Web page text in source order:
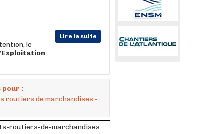
Lire la suite
le
pour :
routiers de marchandises -
routiers-de-marchandises